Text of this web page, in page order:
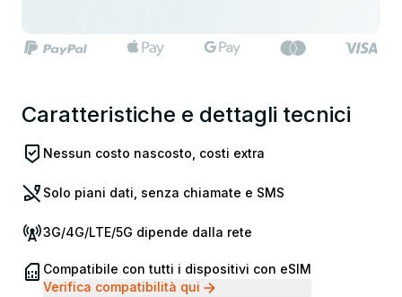
Caratteristiche e dettagli tecnici
Nessun costo nascosto, costi extra
Solo piani dati, senza chiamate e SMS
3G/4G/LTE/5G dipende dalla rete
Compatibile con tutti i dispositivi con eSIM
Verifica compatibilità qui